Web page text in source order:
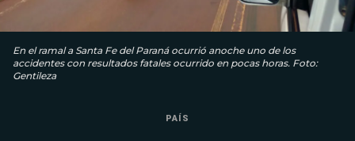
En el ramal a Santa Fe del Paraná ocurrió anoche uno de los
accidentes con resultados fatales ocurrido en pocas horas. Foto:
Gentileza
PAÍS